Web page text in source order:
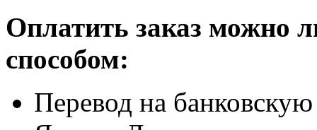
Оплатить заказ можно
способом:
Перевод на